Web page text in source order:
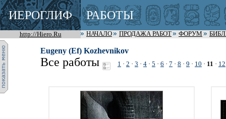
ИЕРОГЛИФ РАБОТЫ
http://Hiero.Ru НАЧАЛО ПРОДАЖА РАБОТ ФОРУМ
Eugeny (Ef) Kozhevnikov
Все работы 1 · 2 · 3 · 4 · 5 · 6 · 7 · 8 · 9 · 10 · 11 · 12